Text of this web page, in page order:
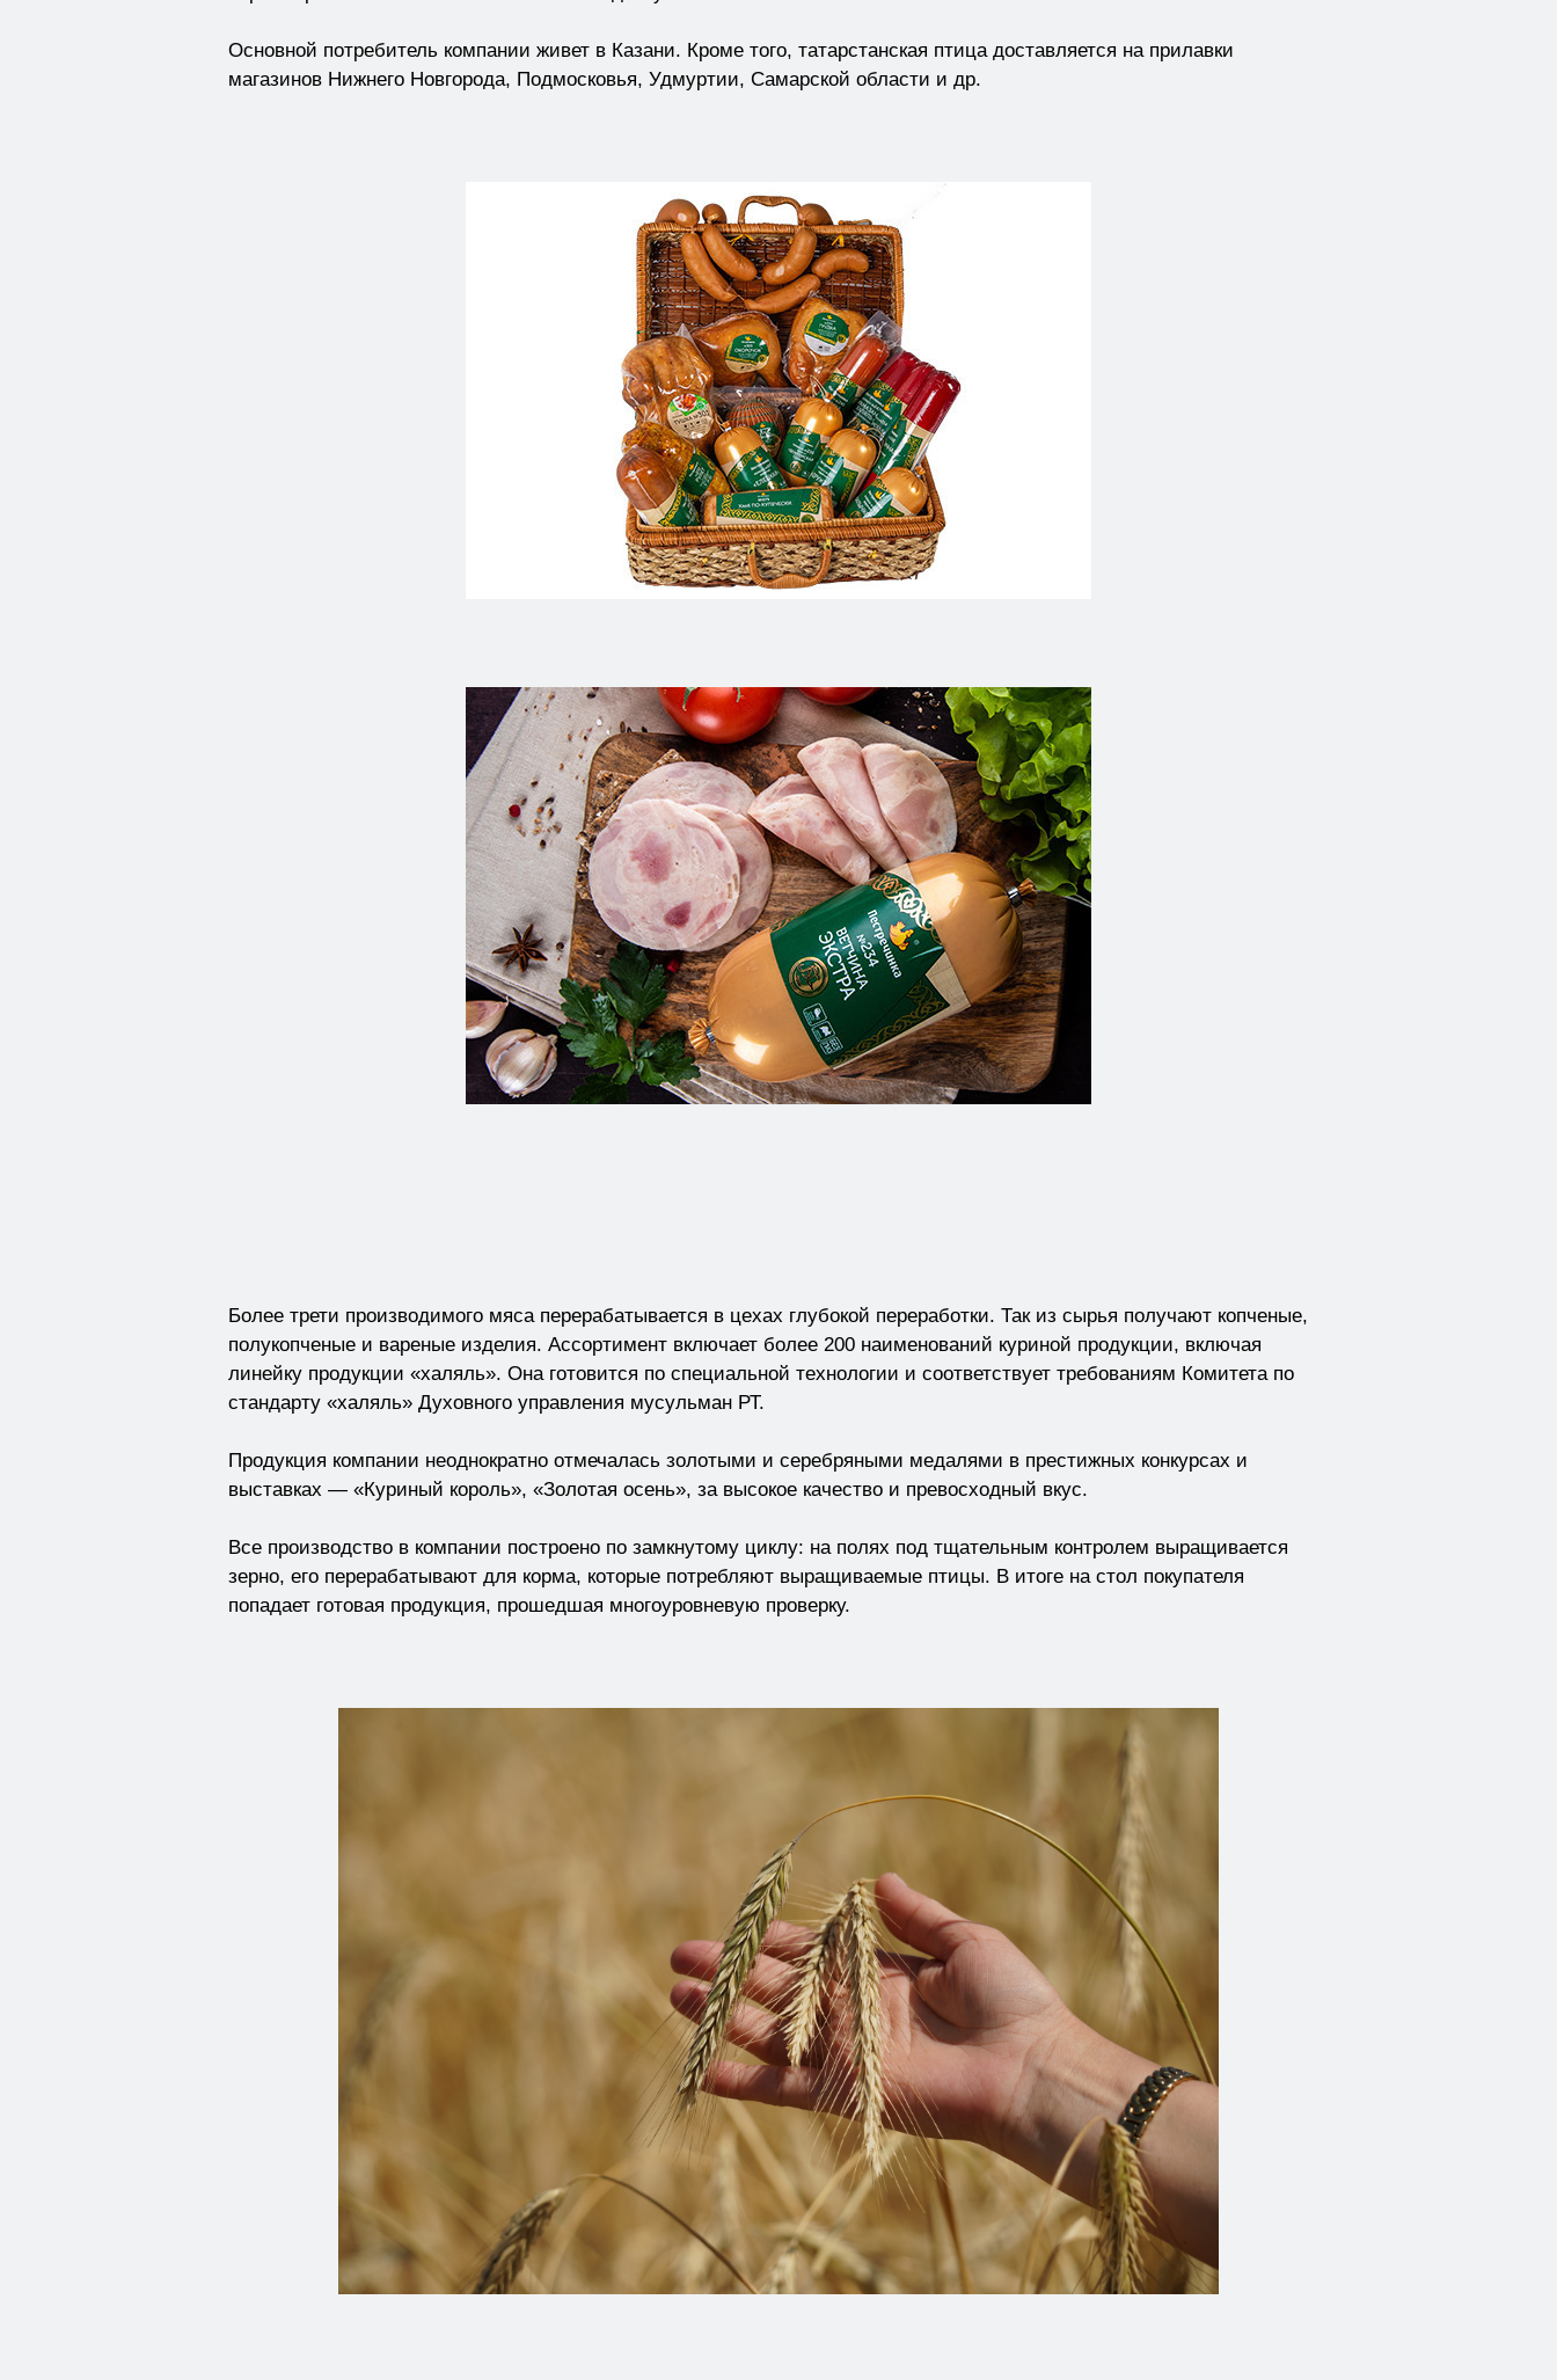
Основной потребитель компании живет в Казани. Кроме того, татарстанская птица доставляется на прилавки
магазинов Нижнего Новгорода, Подмосковья, Удмуртии, Самарской области и др.
Более трети производимого мяса перерабатывается в цехах глубокой переработки. Так из сырья получают копченые,
полукопченые и вареные изделия. Ассортимент включает более 200 наименований куриной продукции, включая
линейку продукции «халяль». Она готовится по специальной технологии и соответствует требованиям Комитета по
стандарту «халяль» Духовного управления мусульман РТ.
Продукция компании неоднократно отмечалась золотыми и серебряными медалями в престижных конкурсах и
выставках — «Куриный король», «Золотая осень», за высокое качество и превосходный вкус.
Все производство в компании построено по замкнутому циклу: на полях под тщательным контролем выращивается
зерно, его перерабатывают для корма, которые потребляют выращиваемые птицы. В итоге на стол покупателя
попадает готовая продукция, прошедшая многоуровневую проверку.